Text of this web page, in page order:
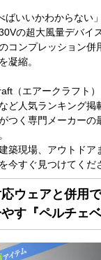
ばいいかわからない
の超大風量デバイ
コンプレッション併
凝縮。
（エアークラフト
ど人気ランキング
つく専門メーカーの
築現場、アウトドア
今すぐ見つけてくだ
ウェアと併用
す『ペルチェベ